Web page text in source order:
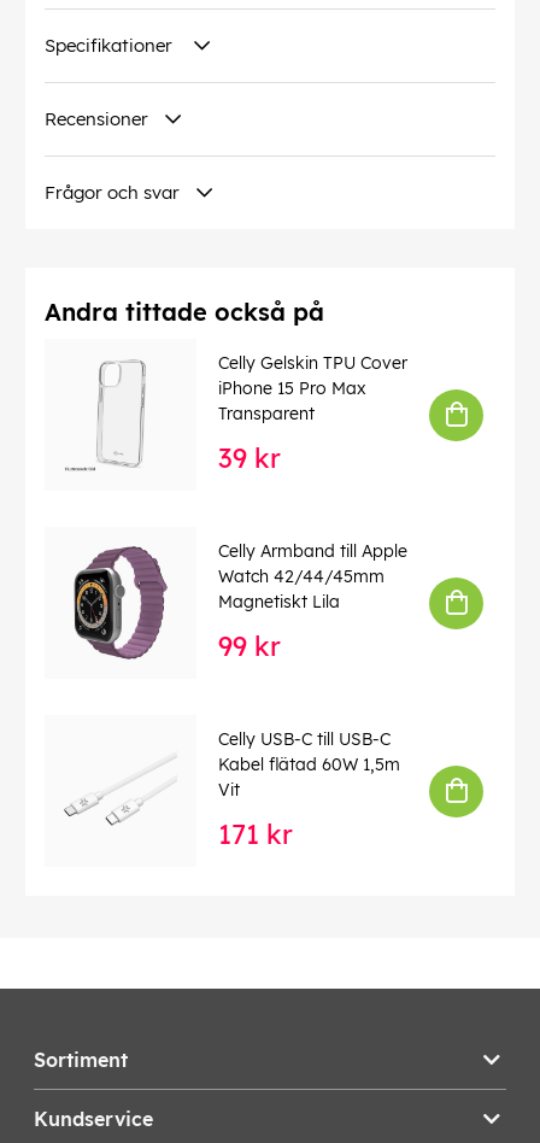
USB-C laddningskabel ingår
Dimensioner: 100 x 71 x 28,5 mm
Vikt: 312 g
Svart
8021735215042
EAN:
Specifikationer
Recensioner
Frågor och svar
Andra tittade också på
Celly Gelskin TPU Cover
iPhone 15 Pro Max
Transparent
39 kr
Celly Armband till Apple
Watch 42/44/45mm
Magnetiskt Lila
99 kr
Celly USB-C till USB-C
Kabel flätad 60W 1,5m
Vit
171 kr
Sortiment
Kundservice